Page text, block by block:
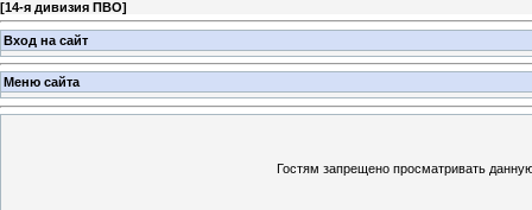
[14-я дивизия ПВО]
Вход на сайт
Меню сайта
Гостям запрещено просматривать